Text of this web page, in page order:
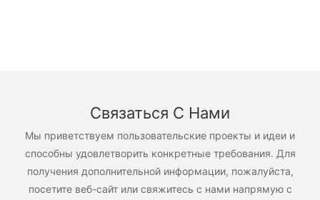
Связаться С Нами
Мы приветствуем пользовательские проекты и идеи и
способны удовлетворить конкретные требования. Для
получения дополнительной информации, пожалуйста,
посетите веб-сайт или свяжитесь с нами напрямую с